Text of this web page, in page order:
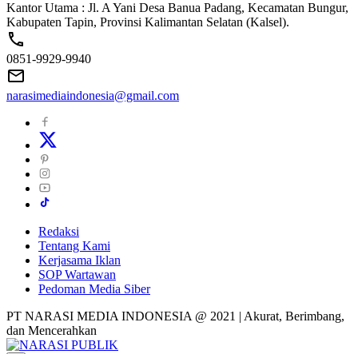
Kantor Utama : Jl. A Yani Desa Banua Padang, Kecamatan Bungur,
Kabupaten Tapin, Provinsi Kalimantan Selatan (Kalsel).
0851-9929-9940
narasimediaindonesia@gmail.com
Redaksi
Tentang Kami
Kerjasama Iklan
SOP Wartawan
Pedoman Media Siber
PT NARASI MEDIA INDONESIA @ 2021 | Akurat, Berimbang,
dan Mencerahkan